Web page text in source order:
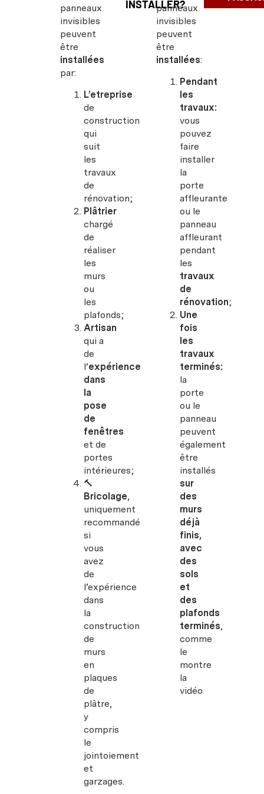
panneaux
invisibles
peuvent
être
installées
par:
L’etreprise
de
construction
qui
suit
les
travaux
de
rénovation;
Plâtrier
chargé
de
réaliser
les
murs
ou
les
plafonds;
Artisan
qui a
de
l’expérience
dans
la
pose
de
fenêtres
et de
portes
intérieures;
🔨
Bricolage,
uniquement
recommandé
si
vous
avez
de
l’expérience
dans
la
construction
de
murs
en
plaques
de
plâtre,
y
compris
le
jointoiement
et
garzages.
INSTALLER?
panneaux
invisibles
peuvent
être
installées:
Pendant
les
travaux:
vous
pouvez
faire
installer
la
porte
affleurante
ou le
panneau
affleurant
pendant
les
travaux
de
rénovation;
Une
fois
les
travaux
terminés:
la
porte
ou le
panneau
peuvent
également
être
installés
sur
des
murs
déjà
finis,
avec
des
sols
et
des
plafonds
terminés,
comme
le
montre
la
vidéo